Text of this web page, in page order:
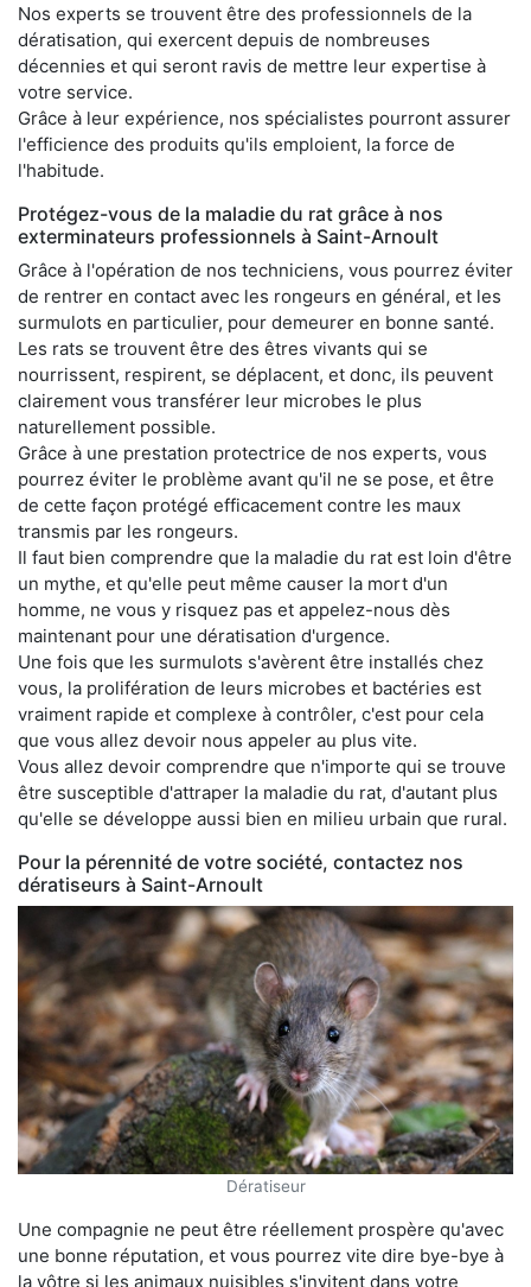
Nos experts se trouvent être des professionnels de la
dératisation, qui exercent depuis de nombreuses
décennies et qui seront ravis de mettre leur expertise à
votre service.
Grâce à leur expérience, nos spécialistes pourront assurer
l'efficience des produits qu'ils emploient, la force de
l'habitude.
Protégez-vous de la maladie du rat grâce à nos
exterminateurs professionnels à Saint-Arnoult
Grâce à l'opération de nos techniciens, vous pourrez éviter
de rentrer en contact avec les rongeurs en général, et les
surmulots en particulier, pour demeurer en bonne santé.
Les rats se trouvent être des êtres vivants qui se
nourrissent, respirent, se déplacent, et donc, ils peuvent
clairement vous transférer leur microbes le plus
naturellement possible.
Grâce à une prestation protectrice de nos experts, vous
pourrez éviter le problème avant qu'il ne se pose, et être
de cette façon protégé efficacement contre les maux
transmis par les rongeurs.
Il faut bien comprendre que la maladie du rat est loin d'être
un mythe, et qu'elle peut même causer la mort d'un
homme, ne vous y risquez pas et appelez-nous dès
maintenant pour une dératisation d'urgence.
Une fois que les surmulots s'avèrent être installés chez
vous, la prolifération de leurs microbes et bactéries est
vraiment rapide et complexe à contrôler, c'est pour cela
que vous allez devoir nous appeler au plus vite.
Vous allez devoir comprendre que n'importe qui se trouve
être susceptible d'attraper la maladie du rat, d'autant plus
qu'elle se développe aussi bien en milieu urbain que rural.
Pour la pérennité de votre société, contactez nos
dératiseurs à Saint-Arnoult
Dératiseur
Une compagnie ne peut être réellement prospère qu'avec
une bonne réputation, et vous pourrez vite dire bye-bye à
la vôtre si les animaux nuisibles s'invitent dans votre